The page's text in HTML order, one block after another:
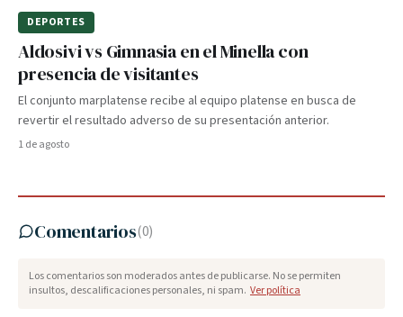
DEPORTES
Aldosivi vs Gimnasia en el Minella con
presencia de visitantes
El conjunto marplatense recibe al equipo platense en busca de
revertir el resultado adverso de su presentación anterior.
1 de agosto
Comentarios(0)
Los comentarios son moderados antes de publicarse. No se permiten
insultos, descalificaciones personales, ni spam. Ver política